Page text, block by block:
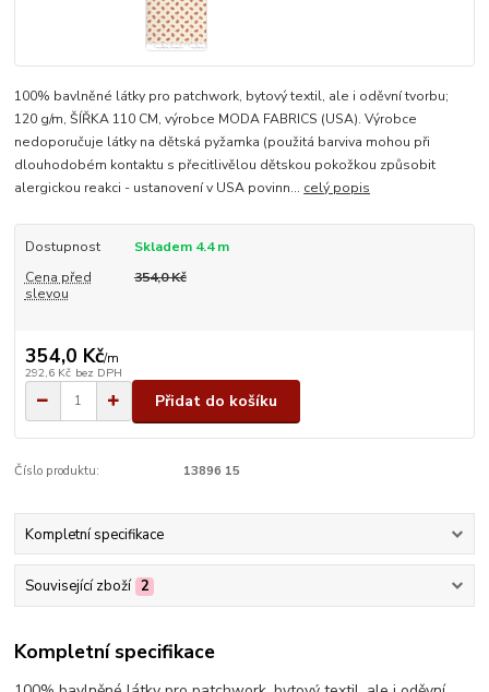
100% bavlněné látky pro patchwork, bytový textil, ale i oděvní tvorbu;
120 g/m, ŠÍŘKA 110 CM, výrobce MODA FABRICS (USA). Výrobce
nedoporučuje látky na dětská pyžamka (použitá barviva mohou při
dlouhodobém kontaktu s přecitlivělou dětskou pokožkou způsobit
alergickou reakci - ustanovení v USA povinn... celý popis
Dostupnost
Skladem 4.4 m
Cena před
slevou
354,0 Kč
354,0 Kč/m
292,6 Kč bez DPH
Přidat do košíku
Číslo produktu: 13896 15
Kompletní specifikace
Související zboží 2
Kompletní specifikace